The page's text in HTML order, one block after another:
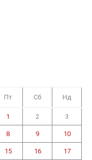
Пт Сб Нд
1 2 3
8 9 10
15 16 17